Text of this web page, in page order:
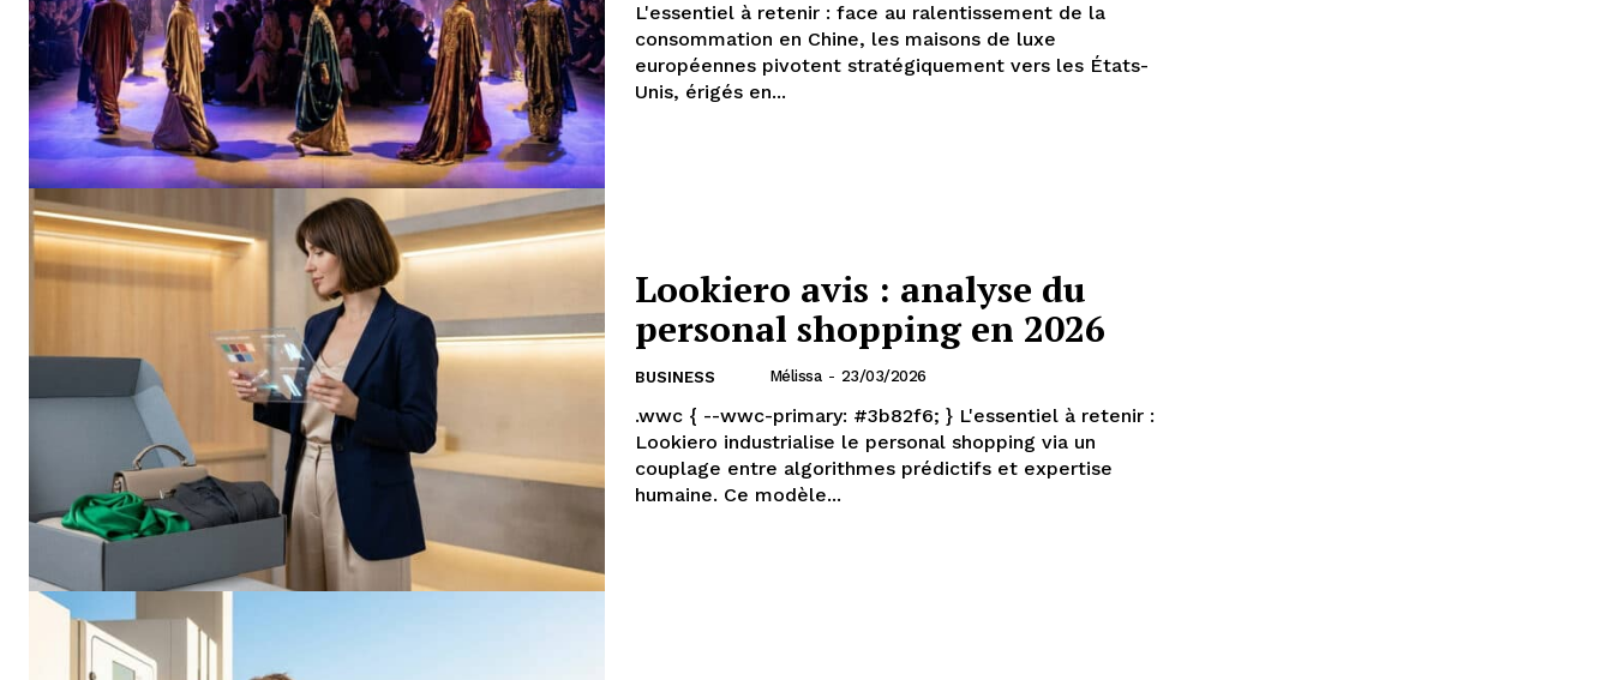
L'essentiel à retenir : face au ralentissement de la
consommation en Chine, les maisons de luxe
européennes pivotent stratégiquement vers les États-
Unis, érigés en...
Lookiero avis : analyse du
personal shopping en 2026
BUSINESS Mélissa - 23/03/2026
.wwc { --wwc-primary: #3b82f6; } L'essentiel à retenir :
Lookiero industrialise le personal shopping via un
couplage entre algorithmes prédictifs et expertise
humaine. Ce modèle...